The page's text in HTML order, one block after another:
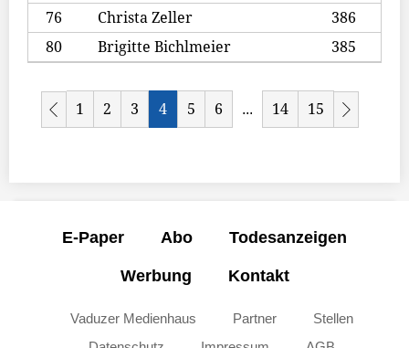
76
Christa Zeller
386
80
Brigitte Bichlmeier 385
1 2 3 4 5 6 ... 14 15
E-Paper Abo Todesanzeigen
Werbung Kontakt
Vaduzer Medienhaus Partner
Stellen